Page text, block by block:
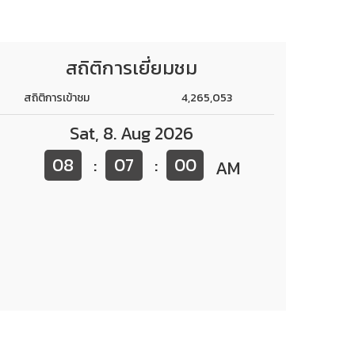
สถิติการเยี่ยมชม
สถิติการเข้าชม 4,265,053
Sat, 8.Aug2026
08
: 07 : 00 AM